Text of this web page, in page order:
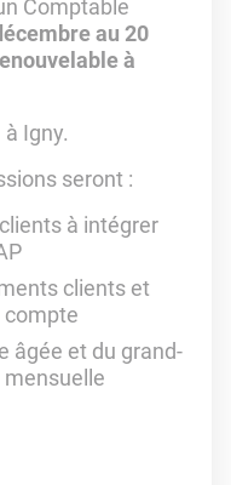
Comptable
au 20
à
Igny.
seront :
à intégrer
clients et
compte
âgée et du grand-
mensuelle